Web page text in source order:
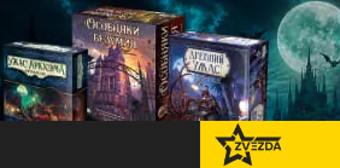
перейти на Zvezda